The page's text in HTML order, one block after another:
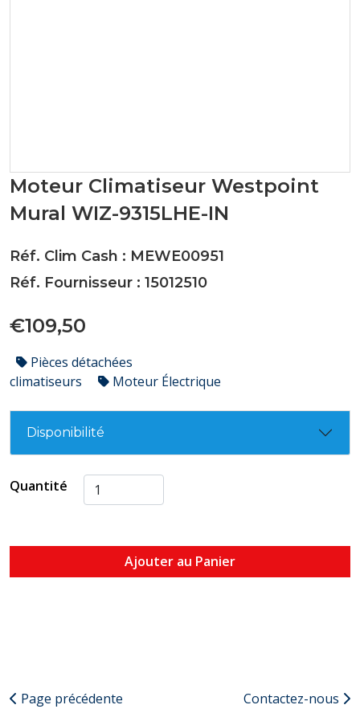
Moteur Climatiseur Westpoint
Mural WIZ-9315LHE-IN
Réf. Clim Cash : MEWE00951
Réf. Fournisseur : 15012510
€109,50
Pièces détachées
climatiseurs
Moteur Électrique
Disponibilité
Quantité
Ajouter au Panier
Page précédente Contactez-nous